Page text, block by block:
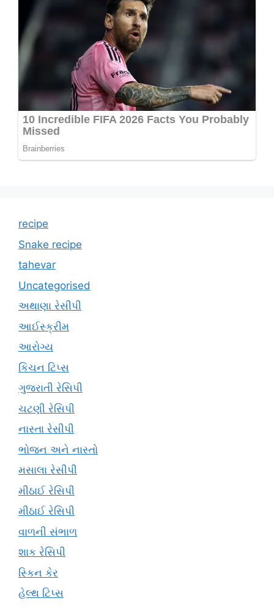
recipe
Snake recipe
tahevar
Uncategorised
અથાણા રેસીપી
આઈસ્ક્રીમ
આરોગ્ય
કિચન ટિપ્સ
ગુજરાતી રેસિપી
ચટણી રેસિપી
નાસ્તા રેસીપી
ભોજન અને નાસ્તો
મસાલા રેસીપી
મીઠાઈ રેસિપી
મીઠાઈ રેસિપી
વાળની સંભાળ
શાક રેસિપી
સ્કિન કેર
હેલ્થ ટિપ્સ